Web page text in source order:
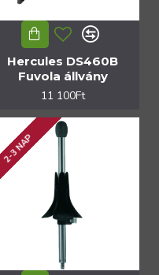
Hercules DS460B
Fuvola állvány
11 100Ft
2-3 NAP